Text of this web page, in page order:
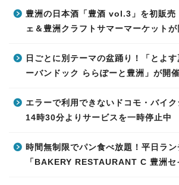
豊洲の日本酒「豊酒 vol.3」を初販売
ェ＆豊洲クラフトサマーマーケットが
日ごとに別テーマの盆踊り！「とよ
ーバンドック ららぽーと豊洲」が開
エラーで利用できないドコモ・バイ
14時30分よりサービスを一時停止中
時間無制限でパン食べ放題！平日ラ
「BAKERY RESTAURANT C 豊洲セ